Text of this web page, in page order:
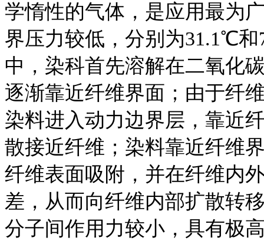
学惰性的气体，是应用最为
界压力较低，分别为31.1℃和
中，染科首先溶解在二氧化
逐渐靠近纤维界面；由于纤
染料进入动力边界层，靠近
散接近纤维；染料靠近纤维
纤维表面吸附，并在纤维内
差，从而向纤维内部扩散转
分子间作用力较小，具有极